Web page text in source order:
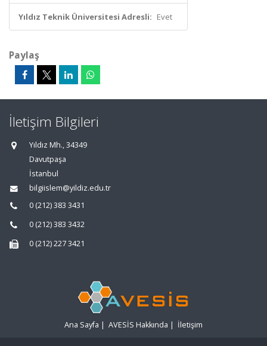
Yıldız Teknik Üniversitesi Adresli: Evet
Paylaş
İletişim Bilgileri
Yıldız Mh., 34349
Davutpaşa
İstanbul
bilgiislem@yildiz.edu.tr
0 (212) 383 3431
0 (212) 383 3432
0 (212) 227 3421
Ana Sayfa | AVESİS Hakkında | İletişim